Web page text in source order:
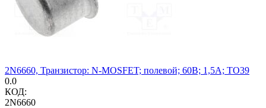
2N6660, Транзистор: N-MOSFET; полевой; 60В; 1,5А; TO39
0.0
КОД:
2N6660